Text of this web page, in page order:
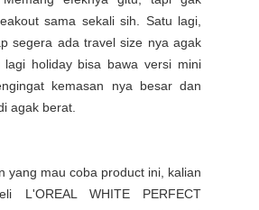
sama sekali sih. Satu lagi,
segera ada travel size nya agak
lagi holiday bisa bawa versi mini
kemasan nya besar dan
agak berat.
mau coba product ini, kalian
L'OREAL WHITE PERFECT